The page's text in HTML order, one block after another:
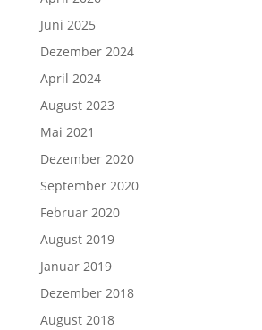
Juni 2025
Dezember 2024
April 2024
August 2023
Mai 2021
Dezember 2020
September 2020
Februar 2020
August 2019
Januar 2019
Dezember 2018
August 2018